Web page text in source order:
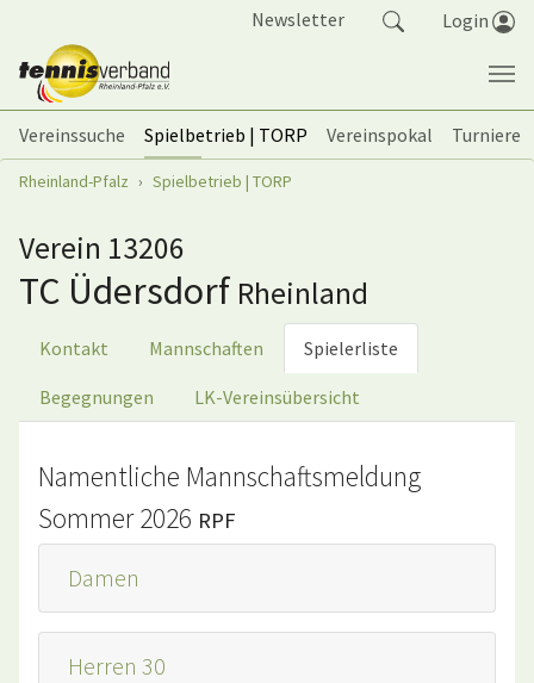
Newsletter Login
Vereinssuche Spielbetrieb | TORP Vereinspokal
Turniere
Sie sind hier:
Rheinland-Pfalz Spielbetrieb | TORP
Verein 13206
TC Üdersdorf Rheinland
Kontakt Mannschaften Spielerliste
Begegnungen LK-Vereinsübersicht
Namentliche Mannschaftsmeldung
Sommer 2026 RPF
Damen
Herren 30